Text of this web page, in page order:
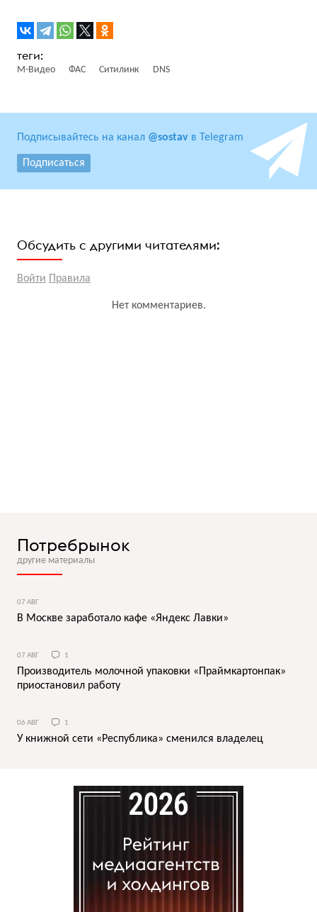
М-Видео ФАС Ситилинк DNS
Подписывайтесь на канал @sostav в Telegram
Подписаться
Обсудить с другими читателями:
Войти Правила
Нет комментариев.
Потребрынок
другие материалы
07 АВГ
В Москве заработало кафе «Яндекс Лавки»
07 АВГ 1
Производитель молочной упаковки «Праймкартонпак»
приостановил работу
06 АВГ 1
У книжной сети «Республика» сменился владелец